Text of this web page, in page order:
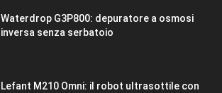
Waterdrop G3P800: depuratore a osmosi
inversa senza serbatoio
Lefant M210 Omni: il robot ultrasottile con